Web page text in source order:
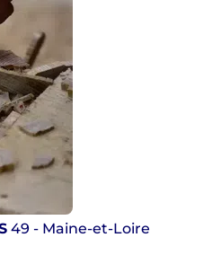
49 - Maine-et-Loire